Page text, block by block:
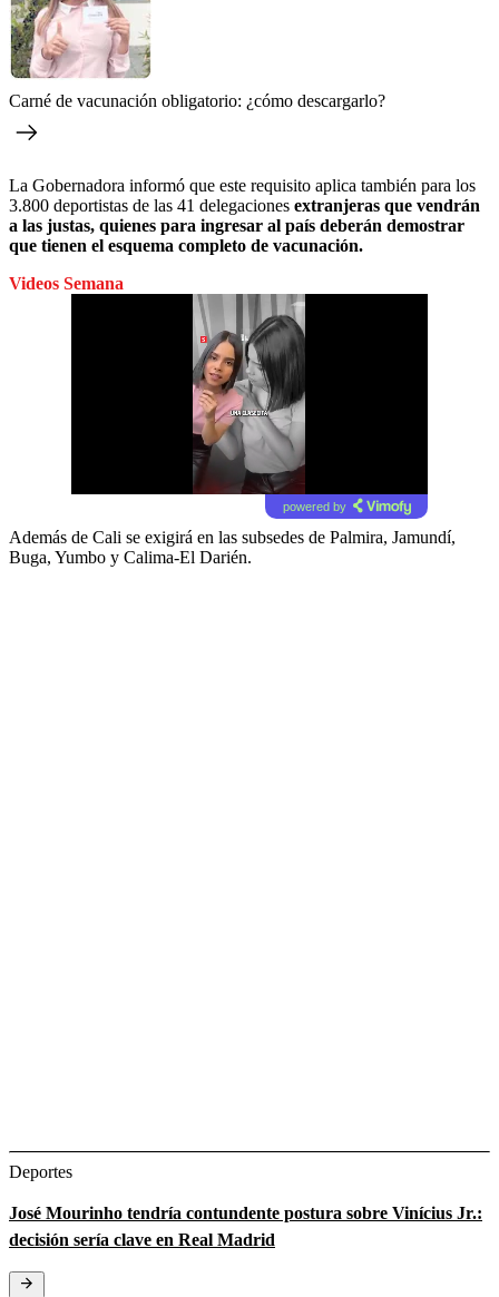
Carné de vacunación obligatorio: ¿cómo descargarlo?
La Gobernadora informó que este requisito aplica también para los
3.800 deportistas de las 41 delegaciones extranjeras que vendrán
a las justas, quienes para ingresar al país deberán demostrar
que tienen el esquema completo de vacunación.
Videos Semana
powered by
Además de Cali se exigirá en las subsedes de Palmira, Jamundí,
Buga, Yumbo y Calima-El Darién.
Deportes
José Mourinho tendría contundente postura sobre Vinícius Jr.:
decisión sería clave en Real Madrid